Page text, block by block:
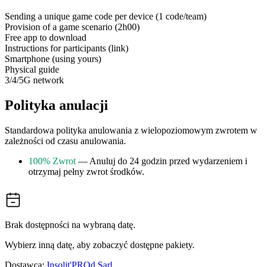
Sending a unique game code per device (1 code/team)
Provision of a game scenario (2h00)
Free app to download
Instructions for participants (link)
Smartphone (using yours)
Physical guide
3/4/5G network
Polityka anulacji
Standardowa polityka anulowania z wielopoziomowym zwrotem w
zależności od czasu anulowania.
100% Zwrot — Anuluj do 24 godzin przed wydarzeniem i
otrzymaj pełny zwrot środków.
Brak dostępności na wybraną datę.
Wybierz inną datę, aby zobaczyć dostępne pakiety.
Dostawca: Insolit'PROd Sarl